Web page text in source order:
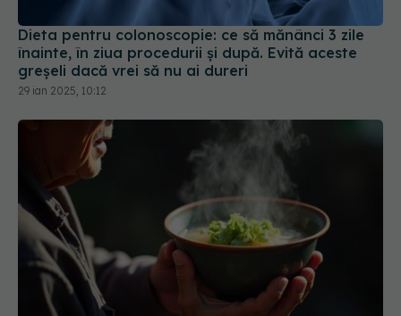
Ai trecut de 50 de ani? Așa te ajută alimentația
să-ți protejezi mușchii
29 mai 2025, 23:39